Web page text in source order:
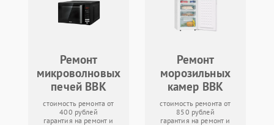
Ремонт
микроволновых
печей BBK
стоимость ремонта от
400 рублей
гарантия на ремонт и
Ремонт
морозильных
камер BBK
стоимость ремонта от
850 рублей
гарантия на ремонт и